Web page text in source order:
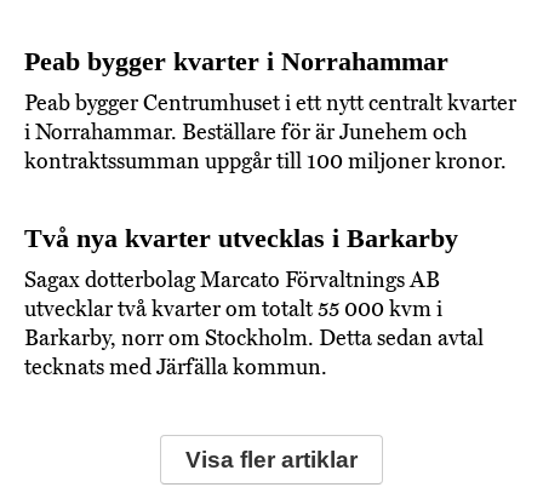
Peab bygger kvarter i Norrahammar
Peab bygger Centrumhuset i ett nytt centralt kvarter
i Norrahammar. Beställare för är Junehem och
kontraktssumman uppgår till 100 miljoner kronor.
Två nya kvarter utvecklas i Barkarby
Sagax dotterbolag Marcato Förvaltnings AB
utvecklar två kvarter om totalt 55 000 kvm i
Barkarby, norr om Stockholm. Detta sedan avtal
tecknats med Järfälla kommun.
Visa fler artiklar